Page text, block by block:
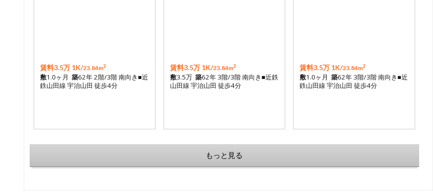
賃料3.5万 1K/23.84m2
敷1.0ヶ月築62年 2階/3階 南向き■近
鉄山田線 宇治山田 徒歩4分
賃料3.5万 1K/23.84m2
敷3.5万 築62年 3階/3階 南向き■近鉄
山田線 宇治山田 徒歩4分
賃料3.5万 1K/23.84m2
敷1.0ヶ月築62年 3階/3階 南向き■近
鉄山田線 宇治山田 徒歩4分
もっと見る